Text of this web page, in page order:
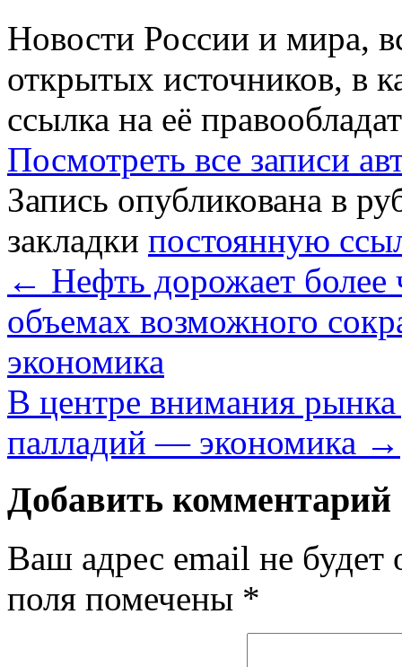
Новости России и мира,
открытых источников, в
ссылка на её
Посмотреть все записи
Запись опубликована в
закладки постоянную
← Нефть дорожает
объемах возможного
экономика
В центре внимания
палладий — экономика →
Добавить комментарий
Ваш адрес email не будет
поля помечены *